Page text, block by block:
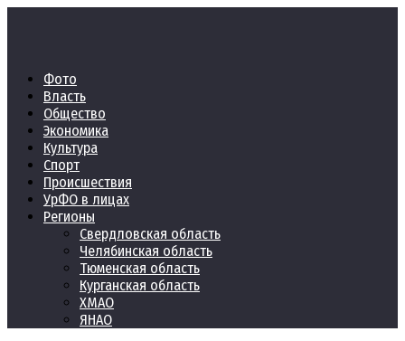
Фото
Власть
Общество
Экономика
Культура
Спорт
Происшествия
УрФО в лицах
Регионы
Свердловская область
Челябинская область
Тюменская область
Курганская область
ХМАО
ЯНАО